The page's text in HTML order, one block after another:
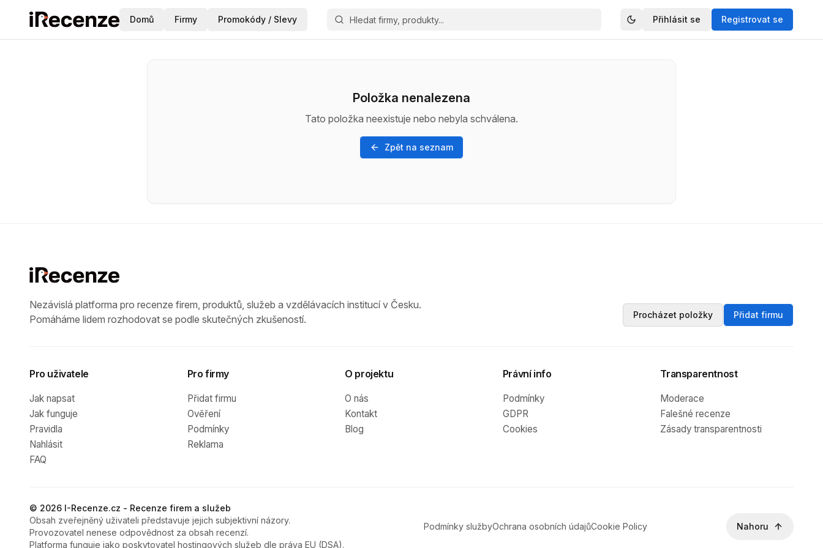
Domů Firmy Promokódy / Slevy Přihlásit se Registrovat se
Položka nenalezena
Tato položka neexistuje nebo nebyla schválena.
Zpět na seznam
Nezávislá platforma pro recenze firem, produktů, služeb a vzdělávacích institucí v Česku.
Pomáháme lidem rozhodovat se podle skutečných zkušeností.
Procházet položky Přidat firmu
Pro uživatele
Jak napsat
Jak funguje
Pravidla
Nahlásit
FAQ
Pro firmy
Přidat firmu
Ověření
Podmínky
Reklama
O projektu
O nás
Kontakt
Blog
Právní info
Podmínky
GDPR
Cookies
Transparentnost
Moderace
Falešné recenze
Zásady transparentnosti
© 2026 I-Recenze.cz - Recenze firem a služeb
Obsah zveřejněný uživateli představuje jejich subjektivní názory.
Provozovatel nenese odpovědnost za obsah recenzí.
Platforma funguje jako poskytovatel hostingových služeb dle práva EU (DSA).
Podmínky službyOchrana osobních údajůCookie Policy Nahoru